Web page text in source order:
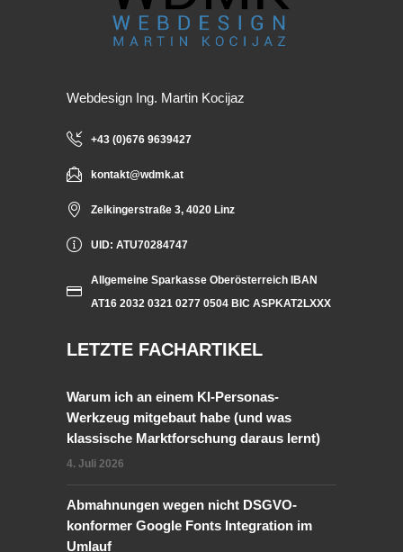
Webdesign Ing. Martin Kocijaz
+43 (0)676 9639427
kontakt@wdmk.at
Zelkingerstraße 3, 4020 Linz
UID: ATU70284747
Allgemeine Sparkasse Oberösterreich IBAN
AT16 2032 0321 0277 0504 BIC ASPKAT2LXXX
LETZTE FACHARTIKEL
Warum ich an einem KI-Personas-
Werkzeug mitgebaut habe (und was
klassische Marktforschung daraus lernt)
4. Juli 2026
Abmahnungen wegen nicht DSGVO-
konformer Google Fonts Integration im
Umlauf